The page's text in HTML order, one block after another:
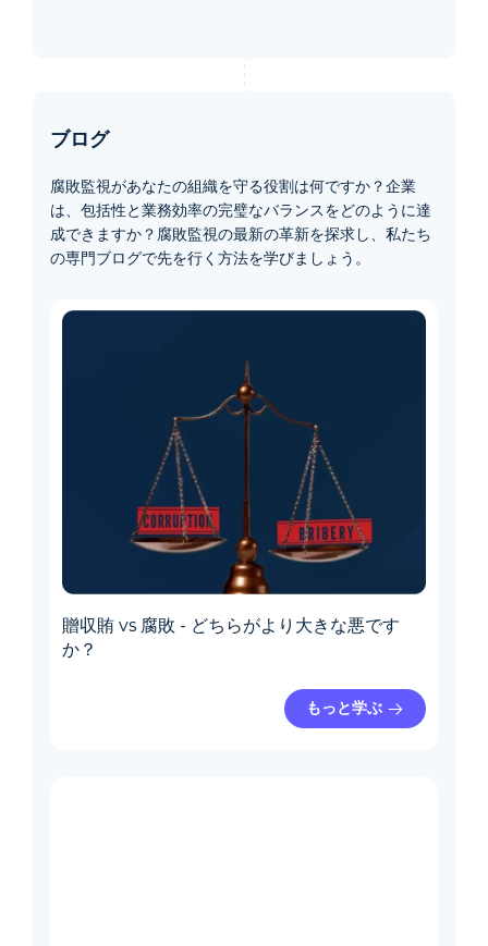
ブログ
腐敗監視があなたの組織を守る役割は何ですか？企業
は、包括性と業務効率の完璧なバランスをどのように達
成できますか？腐敗監視の最新の革新を探求し、私たち
の専門ブログで先を行く方法を学びましょう。
贈収賄 vs 腐敗 - どちらがより大きな悪です
か？
もっと学ぶ